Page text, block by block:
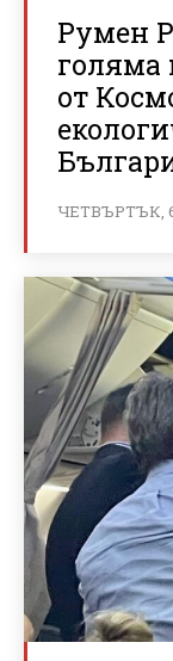
Румен
голяма
от
ЧЕТВЪРТЪК,